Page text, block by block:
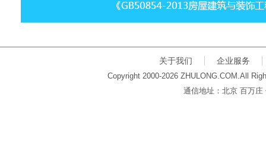
关于我们 企业服务
Copyright 2000-2026 ZHULONG.COM.All
通信地址：北京 百万